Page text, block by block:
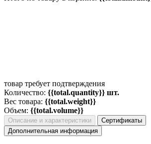
товар требует подтверждения
Количество: {{total.quantity}} шт.
Вес товара: {{total.weight}}
Объем: {{total.volume}}
Описание и характеристики
Сертификаты
Дополнительная информация